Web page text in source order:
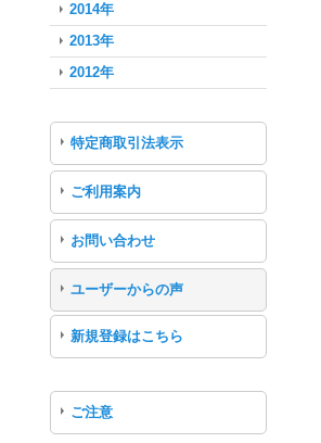
2014年
2013年
2012年
特定商取引法表示
ご利用案内
お問い合わせ
ユーザーからの声
新規登録はこちら
ご注意